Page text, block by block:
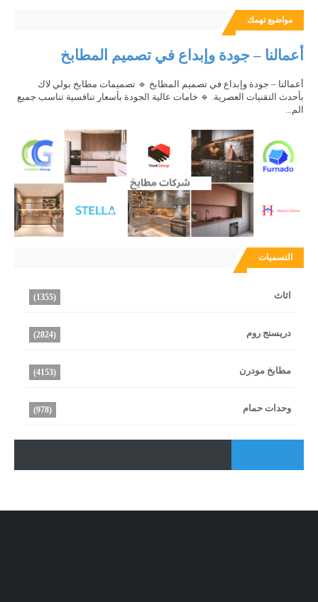
مواضيع تهمك
أعمالنا – جودة وإبداع في تصميم المطابخ
أعمالنا – جودة وإبداع في تصميم المطابخ 🔹 تصميمات مطابخ بولي لاك
بأحدث التقنيات العصرية. 🔹 خامات عالية الجودة بأسعار تنافسية تناسب جميع
الم...
التسميات
اثاث (1355)
دريسنج روم (2824)
مطابخ مودرن (4153)
وحدات حمام (978)